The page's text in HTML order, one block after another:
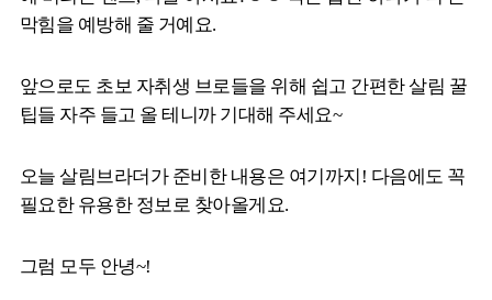
막힘을 예방해 줄 거예요.
앞으로도 초보 자취생 브로들을 위해 쉽고 간편한 살림 꿀
팁들 자주 들고 올 테니까 기대해 주세요~
오늘 살림브라더가 준비한 내용은 여기까지! 다음에도 꼭
필요한 유용한 정보로 찾아올게요.
그럼 모두 안녕~!